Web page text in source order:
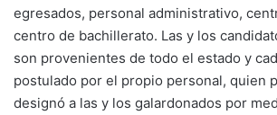
egresados, personal administrativo,
centro de bachillerato. Las y los
son provenientes de todo el estado y
postulado por el propio personal, quien
designó a las y los galardonados por